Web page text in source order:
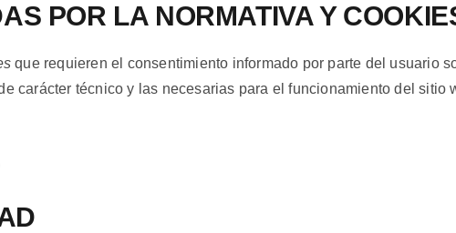
POR LA NORMATIVA Y
que requieren el consentimiento informado por parte del usuario
carácter técnico y las necesarias para el funcionamiento del sitio